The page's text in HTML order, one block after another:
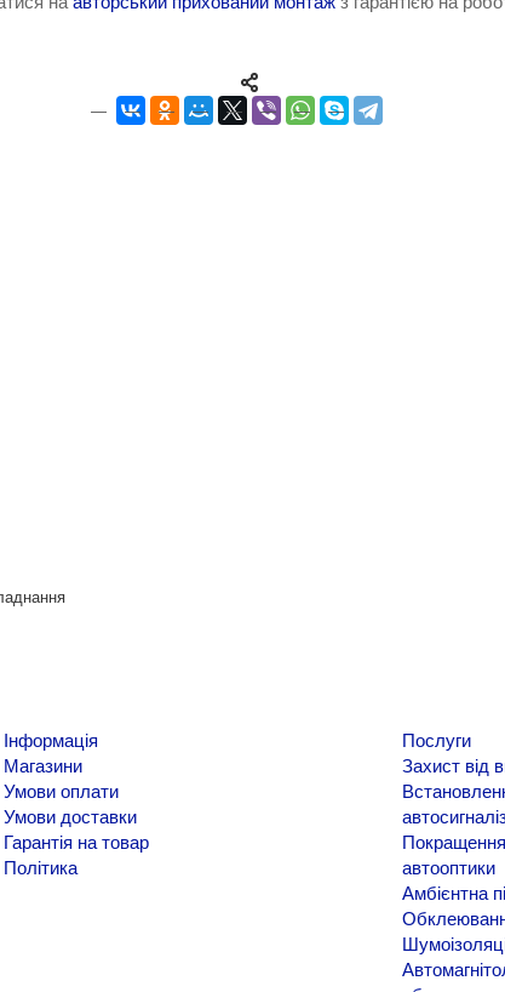
Інформація
Магазини
Умови оплати
Умови доставки
Гарантія на товар
Політика
Послуги
Захист від
автооптики
Амбієнтна